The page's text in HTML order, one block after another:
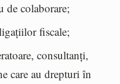
de colaborare;
fiscale;
consultanți,
care au drepturi în